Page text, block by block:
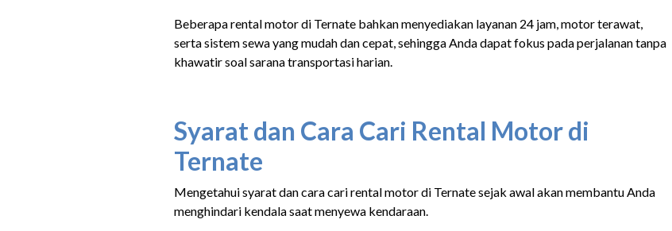
Beberapa rental motor di Ternate bahkan menyediakan layanan 24 jam, motor terawat,
serta sistem sewa yang mudah dan cepat, sehingga Anda dapat fokus pada perjalanan tanpa
khawatir soal sarana transportasi harian.
Syarat dan Cara Cari Rental Motor di
Ternate
Mengetahui syarat dan cara cari rental motor di Ternate sejak awal akan membantu Anda
menghindari kendala saat menyewa kendaraan.